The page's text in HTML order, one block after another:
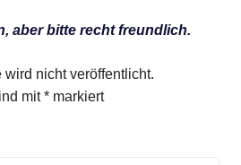
aber bitte recht freundlich.
nicht veröffentlicht.
mit* markiert